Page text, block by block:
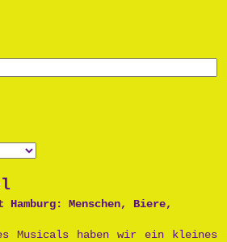
Menschen, Biere,
Musicals haben wir ein kleines